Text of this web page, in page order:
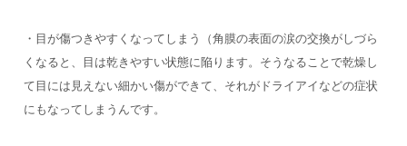
・目が傷つきやすくなってしまう（角膜の表面の涙の交換がしづら
くなると、目は乾きやすい状態に陥ります。そうなることで乾燥し
て目には見えない細かい傷ができて、それがドライアイなどの症状
にもなってしまうんです。